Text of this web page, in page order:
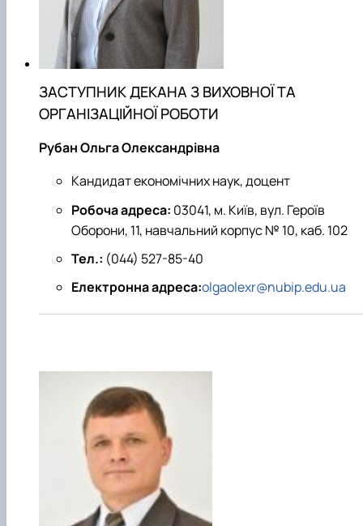
ЗАСТУПНИК ДЕКАНА З ВИХОВНОЇ ТА
ОРГАНІЗАЦІЙНОЇ РОБОТИ
Рубан Ольга Олександрівна
Кандидат економічних наук, доцент
Робоча адреса: 03041, м. Київ, вул. Героїв
Оборони, 11, навчальний корпус № 10, каб. 102
Тел.: (044) 527-85-40
Електронна адреса:olgaolexr@nubip.edu.ua